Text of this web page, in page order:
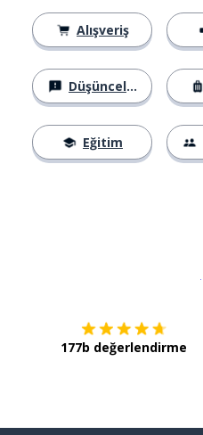
Alışveriş
Düşünceler
Eğitim
177b değerlendirme